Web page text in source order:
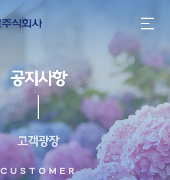
공지사항
고객광장
CUSTOMER